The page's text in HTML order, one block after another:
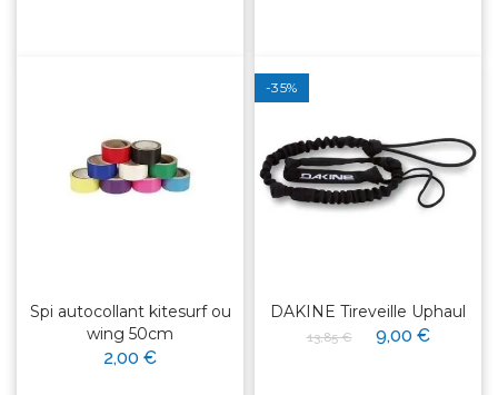
Spi autocollant kitesurf ou
wing 50cm
2,00 €
-35%
DAKINE Tireveille Uphaul
13,85 € 9,00 €